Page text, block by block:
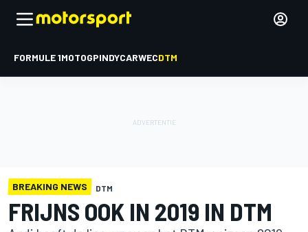
FORMULE 1MOTOGPINDYCARWECDTM
BREAKING NEWS DTM
FRIJNS OOK IN 2019 IN DTM